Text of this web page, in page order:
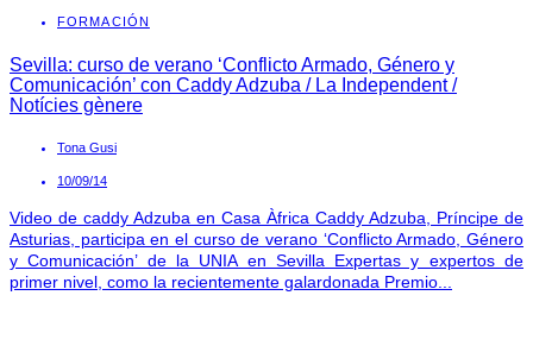
FORMACIÓN
Sevilla: curso de verano ‘Conflicto Armado, Género y
Comunicación’ con Caddy Adzuba / La Independent /
Notícies gènere
Tona Gusi
10/09/14
Video de caddy Adzuba en Casa Àfrica Caddy Adzuba, Príncipe de
Asturias, participa en el curso de verano ‘Conflicto Armado, Género
y Comunicación’ de la UNIA en Sevilla Expertas y expertos de
primer nivel, como la recientemente galardonada Premio...